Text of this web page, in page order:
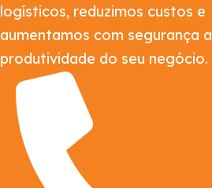
logísticos, reduzimos custos e
aumentamos com segurança a
produtividade do seu negócio.